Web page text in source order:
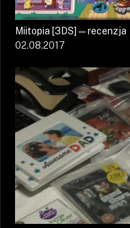
Miitopia [3DS] — recenzja
02.08.2017